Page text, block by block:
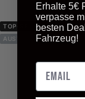
TOP-SELLER
AUSVERKAUFT
Erhalte 5€
verpasse
besten
Fahrzeug!
Email